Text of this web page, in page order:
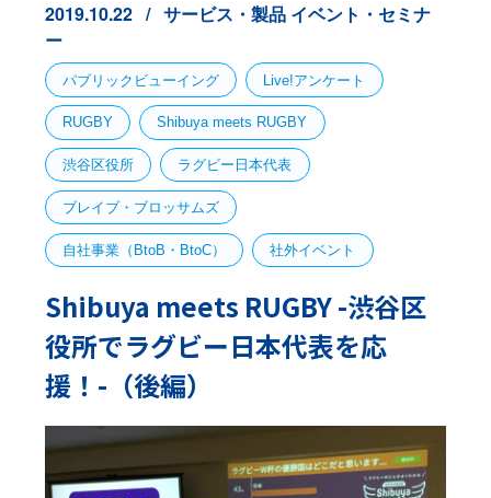
2019.10.22 サービス・製品 イベント・セミナ
ー
パブリックビューイング Live!アンケート
RUGBY Shibuya meets RUGBY
渋谷区役所 ラグビー日本代表
ブレイブ・ブロッサムズ
自社事業（BtoB・BtoC） 社外イベント
Shibuya meets RUGBY -渋谷区
役所でラグビー日本代表を応
援！-（後編）